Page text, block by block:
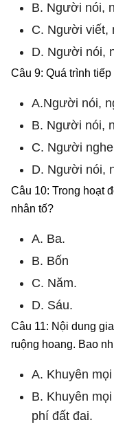
B. Người nói,
C. Người viết,
D. Người nói,
Câu 9: Quá trình
A.Người nói,
B. Người nói,
C. Người
D. Người nói,
Câu 10: Trong hoạt
nhân tố?
A. Ba.
B. Bốn
C. Năm.
D. Sáu.
Câu 11: Nội dung
ruộng hoang. Bao
A. Khuyên
B. Khuyên
phí đất đai.